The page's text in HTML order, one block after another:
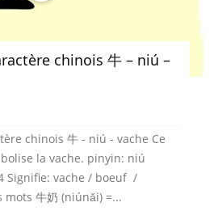
chinois 牛 – niú –
chinois 牛 - niú - vache Ce
la vache. pinyin: niú
Signifie: vache / boeuf /
牛奶 (niúnǎi) =...